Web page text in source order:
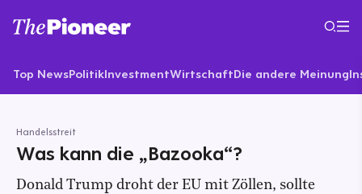
Top NewsPolitikInvestmentWirtschaftDie andere Meinung
Handelsstreit
Was kann die „Bazooka“?
Donald Trump droht der EU mit Zöllen, sollte